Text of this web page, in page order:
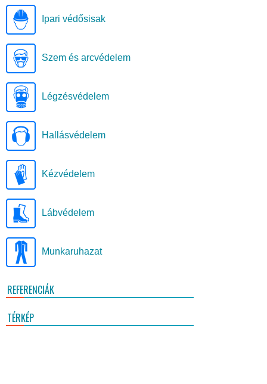
Ipari védősisak
Szem és arcvédelem
Légzésvédelem
Hallásvédelem
Kézvédelem
Lábvédelem
Munkaruhazat
REFERENCIÁK
TÉRKÉP